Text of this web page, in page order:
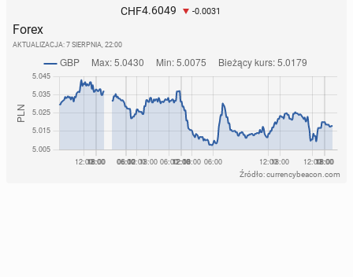
CHF4.6049 -0.0031
Forex
AKTUALIZACJA: 7 SIERPNIA, 22:00
Źródło: currencybeacon.com